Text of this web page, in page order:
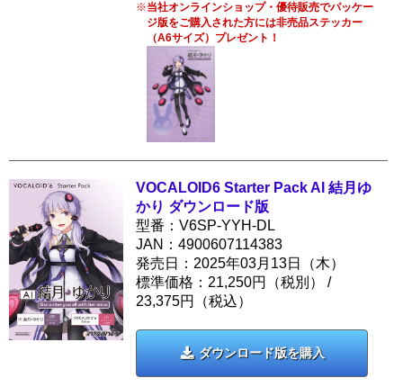
当社オンラインショップ・優待販売でパッケー
ジ版をご購入された方には非売品ステッカー
（A6サイズ）プレゼント！
VOCALOID6 Starter Pack AI 結月ゆ
かり ダウンロード版
型番：V6SP-YYH-DL
JAN：4900607114383
発売日：2025年03月13日（木）
標準価格：21,250円（税別） /
23,375円（税込）
ダウンロード版を購入